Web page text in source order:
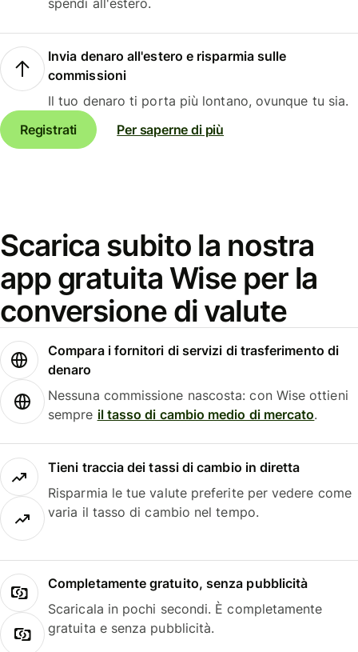
spendi all'estero.
Invia denaro all'estero e risparmia sulle
commissioni
Il tuo denaro ti porta più lontano, ovunque tu sia.
Registrati
Per saperne di più
Scarica subito la nostra
app gratuita Wise per la
conversione di valute
Compara i fornitori di servizi di trasferimento di
denaro
Nessuna commissione nascosta: con Wise ottieni
sempre il tasso di cambio medio di mercato.
Tieni traccia dei tassi di cambio in diretta
Risparmia le tue valute preferite per vedere come
varia il tasso di cambio nel tempo.
Completamente gratuito, senza pubblicità
Scaricala in pochi secondi. È completamente
gratuita e senza pubblicità.